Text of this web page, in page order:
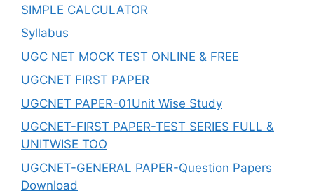
SIMPLE CALCULATOR
Syllabus
UGC NET MOCK TEST ONLINE & FREE
UGCNET FIRST PAPER
UGCNET PAPER-01Unit Wise Study
UGCNET-FIRST PAPER-TEST SERIES FULL &
UNITWISE TOO
UGCNET-GENERAL PAPER-Question Papers
Download